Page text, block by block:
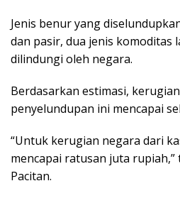
Jenis benur yang
dan pasir, dua jenis
dilindungi oleh negara.
Berdasarkan estimasi,
penyelundupan ini mencapai
“Untuk kerugian negara dari
mencapai ratusan juta rupiah,”
Pacitan.